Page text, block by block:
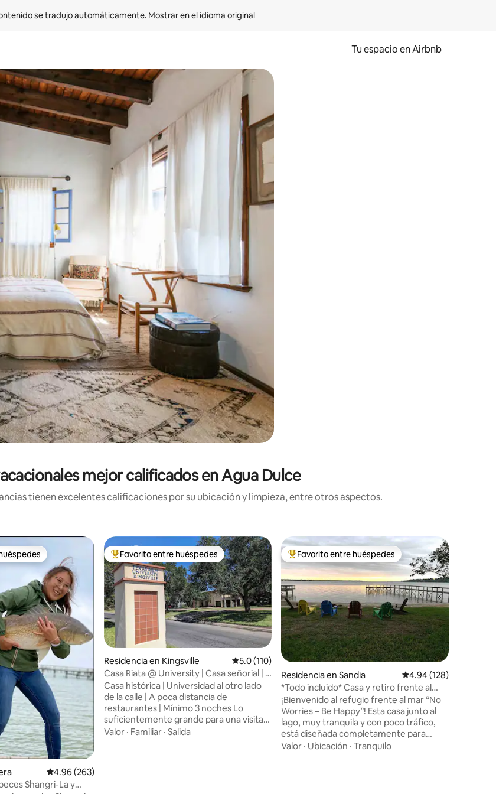
se tradujo automáticamente. Mostrar en el idioma original
Tu espacio en Airbnb
las teclas de las flechas hacia arriba y hacia abajo, o bien tocando y deslizando la pantalla.
mejor calificados en Agua Dulce
tienen excelentes calificaciones por su ubicación y limpieza, entre otros aspectos.
evaluaciones
entre huéspedes
Calificación promedio: 4.96 de 5; 263 evaluaciones
4.96 (263)
Shangri-La y
De los mejores en Favorito entre huéspedes
Favorito entre huéspedes
Residencia en Kingsville Calificación promedio: 5.0 de 5; 110 evaluaciones
5.0 (110)
Casa Riata @ University | Casa señorial | 5
camas
Casa histórica | Universidad al otro lado
de la calle | A poca distancia de
restaurantes | Mínimo 3 noches Lo
suficientemente grande para una visita
familiar, lo suficientemente acogedor
Valor · Familiar · Salida
De los mejores en Favorito entre huéspedes
Favorito entre huéspedes
Residencia en Sandia Calificación promedio:
4.94 (128)
*Todo incluido* Casa y retiro frente al
lago
¡Bienvenido al refugio frente al mar “No
Worries – Be Happy”! Esta casa junto al
lago, muy tranquila y con poco tráfico,
está diseñada completamente para
descansar, relajarse y disfrutar de la
Valor · Ubicación · Tranquilo